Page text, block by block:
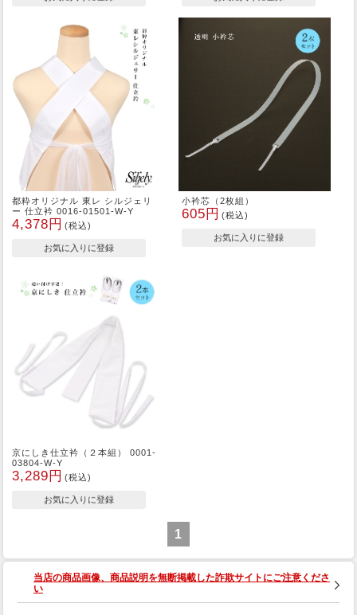
都粋オリジナル 東レ シルジェリ
ー 仕立衿 0016-01501-W-Y
4,378円 (税込)
小衿芯（2枚組）
605円 (税込)
京にしき仕立衿（２本組） 0001-
03804-W-Y
3,289円 (税込)
1
当店の商品画像、商品説明を無断掲載した詐欺サイトにご注意くださ
い